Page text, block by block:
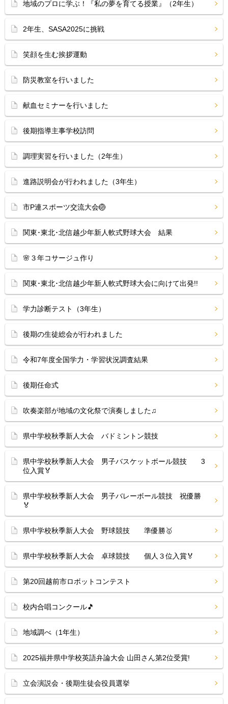
地域のプロに学ぶ！『私の夢を育てる授業』（2年生）
2年生、SASA2025に挑戦
笑顔を生む挨拶運動
防災教室を行いました
献血セミナーを行いました
後期指導主事学校訪問
調理実習を行いました（2年生）
進路説明会が行われました（3年生）
市P連スポーツ交流大会🏐
関東･東北･北信越少年新人軟式野球大会 結果
🌸３年コサージュ作り
関東･東北･北信越少年新人軟式野球大会に向けて出発!!
学力診断テスト（3年生）
後期の生徒総会が行われました
令和7年度全国学力・学習状況調査結果
後期任命式
吹奏楽部が地域の文化祭で演奏しました♫
県中学校秋季新人大会 バドミントン競技
県中学校秋季新人大会 男子バスケットボール競技 3
位入賞🏅
県中学校秋季新人大会 男子バレーボール競技 祝優勝
🏅
県中学校秋季新人大会 野球競技 準優勝🥇
県中学校秋季新人大会 卓球競技 個人３位入賞🏅
第20回越前市ロボットコンテスト
校内合唱コンクール🎵
地域調べ（1年生）
2025福井県中学校英語弁論大会 山田さん第2位受賞!
立会演説会・後期生徒会役員選挙